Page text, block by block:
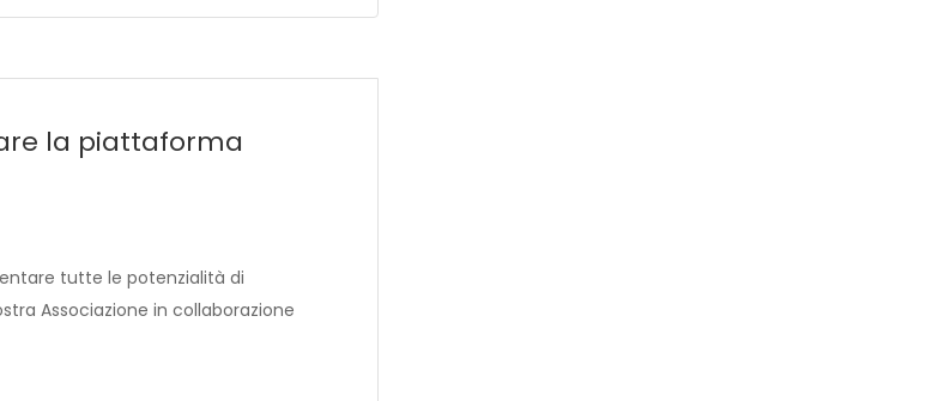
la piattaforma
tutte le potenzialità di
Associazione in collaborazione